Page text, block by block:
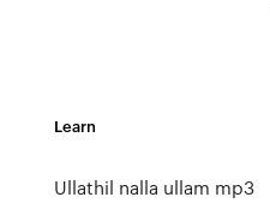
Learn
Ullathil nalla ullam mp3